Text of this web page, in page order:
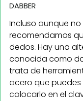
DABBER
Incluso aunque
recomendamos
dedos. Hay una
conocida como
trata de
acero que
colocarlo en el